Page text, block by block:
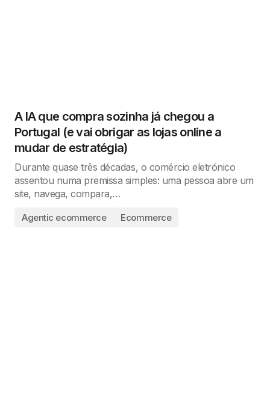
A IA que compra sozinha já chegou a
Portugal (e vai obrigar as lojas online a
mudar de estratégia)
Durante quase três décadas, o comércio eletrónico
assentou numa premissa simples: uma pessoa abre um
site, navega, compara,…
Agentic ecommerce Ecommerce